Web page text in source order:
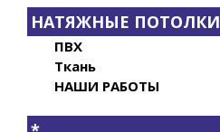
НАТЯЖНЫЕ ПОТОЛКИ
ПВХ
Ткань
НАШИ РАБОТЫ